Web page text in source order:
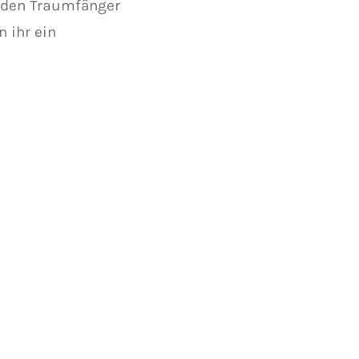
Traumfänger
ihr ein